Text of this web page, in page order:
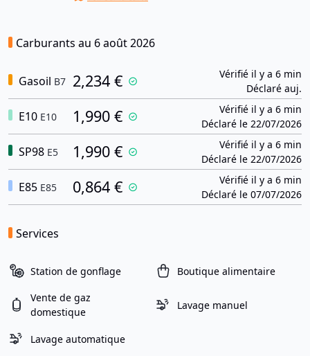
Carburants au 6 août 2026
Gasoil B7 2,234 €
Vérifié il y a 6 min
Déclaré auj.
E10 E10 1,990 €
Vérifié il y a 6 min
Déclaré le 22/07/2026
SP98 E5 1,990 €
Vérifié il y a 6 min
Déclaré le 22/07/2026
E85 E85 0,864 €
Vérifié il y a 6 min
Déclaré le 07/07/2026
Services
Station de gonflage Boutique alimentaire
Vente de gaz
domestique
Lavage manuel
Lavage automatique